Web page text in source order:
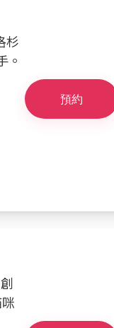
杉
。
預約